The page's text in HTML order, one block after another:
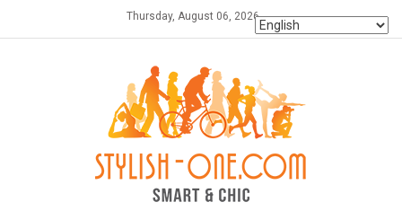
Thursday, August 06, 2026